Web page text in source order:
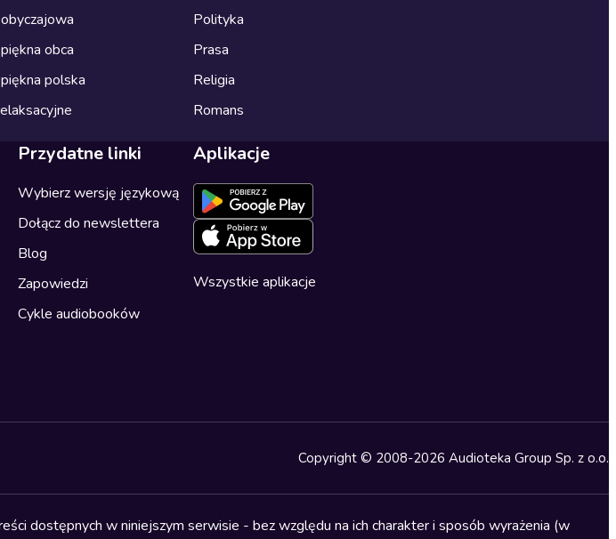
obca
polska
Polityka
Prasa
Religia
Romans
Przydatne linki
Wybierz wersję językową
Dołącz do newslettera
Blog
Zapowiedzi
Cykle audiobooków
Aplikacje
Wszystkie aplikacje
Copyright © 2008-2026 Audioteka Group Sp. z o.o.
dostępnych w niniejszym serwisie - bez względu na ich charakter i sposób wyrażenia (w